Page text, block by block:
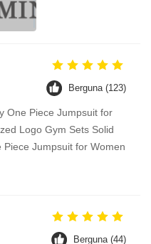
Berguna (123)
One Piece Jumpsuit for
Logo Gym Sets Solid
Piece Jumpsuit for Women
Berguna (44)